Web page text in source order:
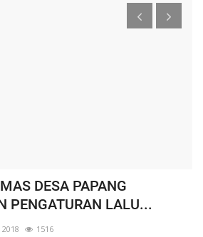
DESA PAPANG
PENGATURAN LALU...
1516